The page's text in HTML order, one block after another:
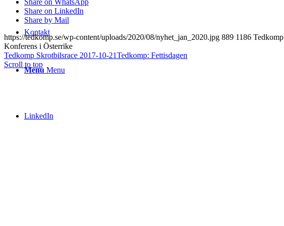
Kontakt
Menu Menu
LinkedIn
Share on WhatsApp
Share on LinkedIn
Share by Mail
https://tedkomp.se/wp-content/uploads/2020/08/nyhet_jan_2020.jpg 889 1186 Tedkomp
Konferens i Österrike
Tedkomp Skrotbilsrace 2017-10-21Tedkomp: Fettisdagen
Scroll to top